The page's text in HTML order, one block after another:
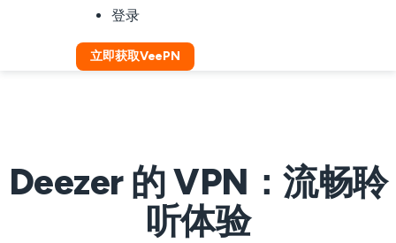
登录
立即获取VeePN
Deezer 的 VPN：流畅聆
听体验